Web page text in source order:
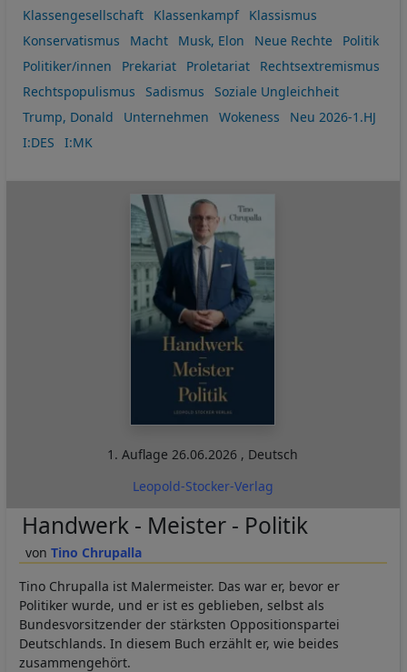
Klassengesellschaft Klassenkampf
Klassismus
Konservatismus
Macht Musk, Elon Neue Rechte
Politik
Politiker/innen
Prekariat Proletariat
Rechtsextremismus
Rechtspopulismus
Sadismus
Soziale Ungleichheit
Trump, Donald
Unternehmen Wokeness
Neu 2026-1.HJ
I:DES
I:MK
1. Auflage 26.06.2026 , Deutsch
Leopold-Stocker-Verlag
Tino Chrupalla
Handwerk - Meister - Politik
Tino Chrupalla ist Malermeister. Das war er, bevor er
Politiker wurde, und er ist es geblieben, selbst als
Bundesvorsitzender der stärksten Oppositionspartei
Deutschlands. In diesem Buch erzählt er, wie beides
zusammengehört.